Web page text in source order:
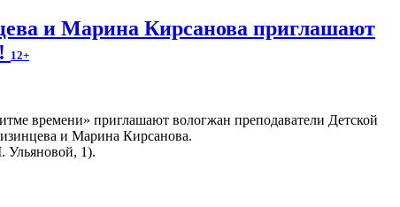
и Марина Кирсанова приглашают
12+
времени» приглашают вологжан преподаватели Детской
и Марина Кирсанова.
Ульяновой, 1).